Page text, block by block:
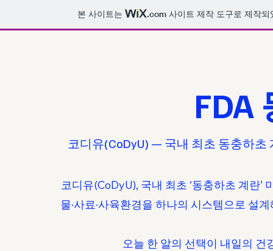
본 사이트는 .com 사이트 제작 도구로 제작
FDA
코디유(CoDyU) — 국내 최초 동충하초
코디유(CoDyU), 국내 최초 ‘동충하초 계란
물·사료·사육환경을 하나의 시스템으로 설
오늘 한 알의 선택이 내일의 건